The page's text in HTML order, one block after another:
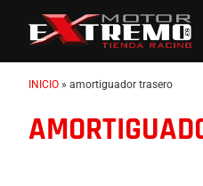
INICIO » amortiguador trasero